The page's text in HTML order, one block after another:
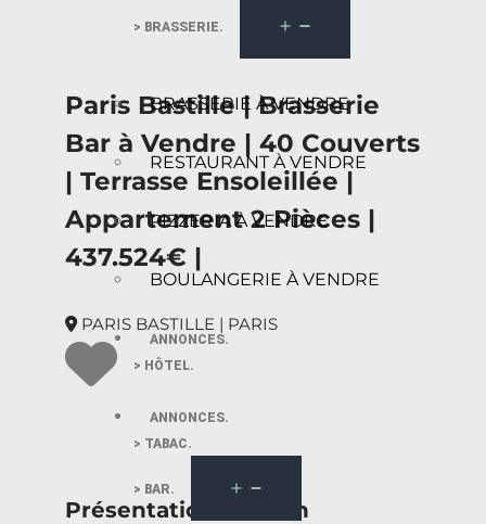
> BRASSERIE.
BRASSERIE À VENDRE
RESTAURANT À VENDRE
PIZZERIA À VENDRE
BOULANGERIE À VENDRE
ANNONCES.
> HÔTEL.
ANNONCES.
> TABAC.
> BAR.
Paris Bastille | Brasserie
Bar à Vendre | 40 Couverts
| Terrasse Ensoleillée |
Appartement 2 Pièces |
437.524€ |
PARIS BASTILLE | PARIS
Présentation du bien